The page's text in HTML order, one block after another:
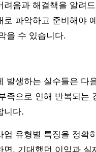
려움과 해결책을 알려
로 파악하고 준비해야
을 수 있습니다.
발생하는 실수들은 다
족으로 인해 반복되는
니다.
업 유형별 특징을 정확
면, 기대했던 이익과 실